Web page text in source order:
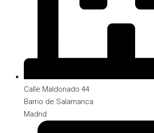
Calle Maldonado 44
Barrio de Salamanca
Madrid